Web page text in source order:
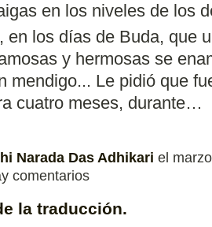
en los niveles de los
en los días de Buda, que
y hermosas se
mendigo... Le pidió que
cuatro meses, durante…
Narada Das Adhikari el
comentarios
la traducción.